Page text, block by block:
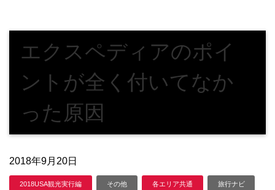
エクスペディアのポイ
ントが全く付いてなか
った原因
2018年9月20日
2018USA観光実行編 その他 各エリア共通 旅行ナビ